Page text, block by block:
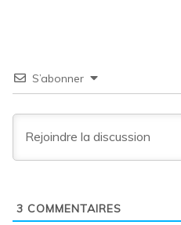
S’abonner
3 COMMENTAIRES